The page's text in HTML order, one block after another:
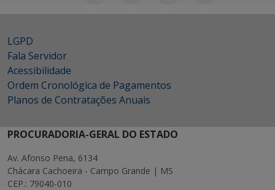
LGPD
Fala Servidor
Acessibilidade
Ordem Cronológica de Pagamentos
Planos de Contratações Anuais
PROCURADORIA-GERAL DO ESTADO
Av. Afonso Pena, 6134
Chácara Cachoeira - Campo Grande | MS
CEP.: 79040-010